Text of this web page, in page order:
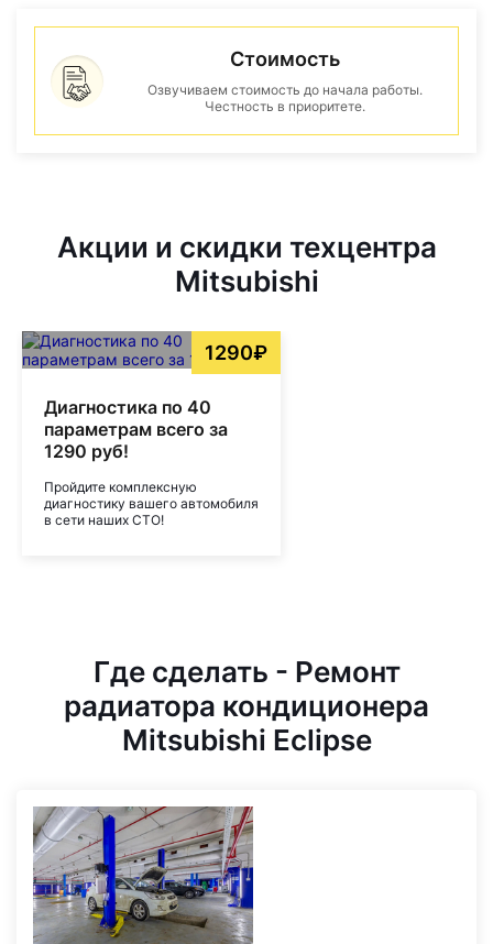
Стоимость
Озвучиваем стоимость до начала работы.
Честность в приоритете.
Акции и скидки техцентра
Mitsubishi
1290₽
Диагностика по 40
параметрам всего за
1290 руб!
Пройдите комплексную
диагностику вашего автомобиля
в сети наших СТО!
Где сделать - Ремонт
радиатора кондиционера
Mitsubishi Eclipse